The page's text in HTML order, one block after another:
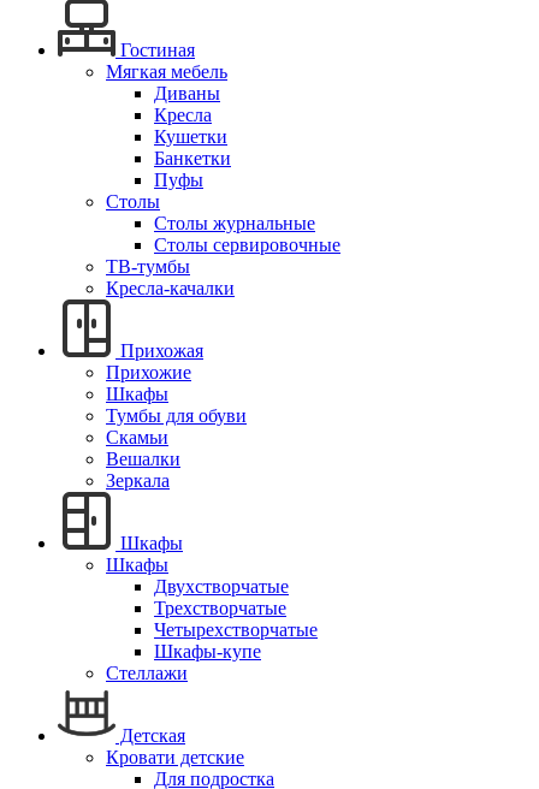
Гостиная
Мягкая мебель
Диваны
Кресла
Кушетки
Банкетки
Пуфы
Столы
Столы журнальные
Столы сервировочные
ТВ-тумбы
Кресла-качалки
Прихожая
Прихожие
Шкафы
Тумбы для обуви
Скамьи
Вешалки
Зеркала
Шкафы
Шкафы
Двухстворчатые
Трехстворчатые
Четырехстворчатые
Шкафы-купе
Стеллажи
Детская
Кровати детские
Для подростка